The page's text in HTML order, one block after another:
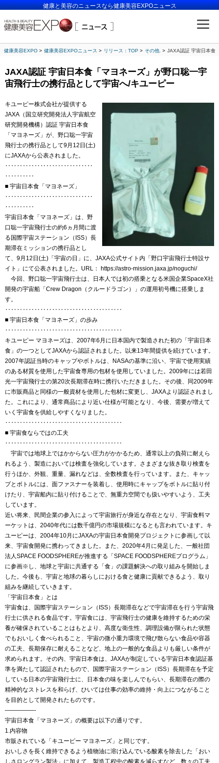
健康と美容のニュースなら健康美容EXPOニュース
健康美容EXPO 健康美容EXPOニュース リリース：TOP その他. JAXA認証 宇宙日本食
JAXA認証 宇宙日本食「マヨネーズ」が野口聡一宇
宙飛行士の携行品として宇宙へ/キユーピー
キユーピー株式会社が提供する
JAXA（国立研究開発法人宇宙航空
研究開発機構）認証 宇宙日本食
「マヨネーズ」が、野口聡一宇宙
飛行士の携行品として9月12日(土)
にJAXAから公表されました。
‥‥‥‥‥‥‥‥‥‥‥‥‥‥‥
‥‥‥‥‥
■ 宇宙日本食「マヨネーズ」
‥‥‥‥‥‥‥‥‥‥‥‥‥‥‥
‥‥‥‥‥
宇宙日本食「マヨネーズ」は、野
口聡一宇宙飛行士の約6ヵ月間に渡
る国際宇宙ステーション（ISS）長
期滞在ミッションの携行品とし
て、9月12日(土)「宇宙の日」に、JAXA公式サイト内「野口宇宙飛行士特設サ
イト」にて公表されました。URL： https://astro-mission.jaxa.jp/noguchi/
今回、野口聡一宇宙飛行士は、日本人では初の搭乗となる米国企業SpaceX社
開発の宇宙船「Crew Dragon（クルードラゴン）」の運用初号機に搭乗しま
す。
‥‥‥‥‥‥‥‥‥‥‥‥‥‥‥‥‥‥‥‥
■ 宇宙日本食「マヨネーズ」の歩み
‥‥‥‥‥‥‥‥‥‥‥‥‥‥‥‥‥‥‥‥
キユーピー マヨネーズは、2007年6月に日本国内で製造された初の「宇宙日本
食」の一つとしてJAXAから認証されました。以来13年間提供を続けています。
2007年認証当時のキャップやボトルは、NASAの基準に沿い、宇宙で使用実績
のある材質を使用した宇宙食専用の包材を使用していました。2009年には若田
光一宇宙飛行士の第20次長期滞在時に携行いただきました。その後、同2009年
に市販商品と同様の一般資材を使用した包材に変更し、JAXAより認証されまし
た。これにより、通常商品により近い仕様が可能となり、今後、需要が増えて
いく宇宙食を供給しやすくなりました。
‥‥‥‥‥‥‥‥‥‥‥‥‥‥‥‥‥‥‥‥
■ 宇宙食ならではの工夫
‥‥‥‥‥‥‥‥‥‥‥‥‥‥‥‥‥‥‥‥
宇宙では地球上ではかからない圧力がかかるため、通常以上の負荷に耐えら
れるよう、製造においては検査を強化しています。さまざまな抜き取り検査を
行うほか、外観、重量、漏れなどは、全数検査を行っています。また、キャッ
プとボトルには、面ファスナーを装着し、使用時にキャップをボトルに貼り付
けたり、宇宙船内に貼り付けることで、無重力空間でも扱いやすいよう、工夫
しています。
近い将来、民間企業の参入によって宇宙旅行が身近な存在となり、宇宙食料マ
ーケットは、2040年代には数千億円の市場規模になるとも言われています。キ
ユーピーは、2004年10月にJAXAの宇宙日本食開発プロジェクトに参画して以
来、宇宙食開発に携わってきました。また、2020年4月に発足した、一般社団
法人SPACE FOODSPHEREが推進する「SPACE FOODSPHEREプログラム」
に参画※し、地球と宇宙に共通する「食」の課題解決への取り組みを開始しま
した。今後も、宇宙と地球の暮らしにおける食と健康に貢献できるよう、取り
組みを継続していきます。
「宇宙日本食」とは
宇宙食は、国際宇宙ステーション（ISS）長期滞在などで宇宙滞在を行う宇宙飛
行士に供される食品です。宇宙食には、宇宙飛行士の健康を維持するための栄
養が確保されていることはもとより、高度な衛生性、調理設備が限られた状態
でもおいしく食べられること、宇宙の微小重力環境で飛び散らない食品や容器
の工夫、長期保存に耐えることなど、地上の一般的な食品よりも厳しい条件が
求められます。その内、宇宙日本食は、JAXAが制定している宇宙日本食認証基
準を満たして認証されたもので、国際宇宙ステーション（ISS）長期滞在を予定
している日本の宇宙飛行士に、日本食の味を楽しんでもらい、長期滞在の際の
精神的なストレスを和らげ、ひいては仕事の効率の維持・向上につながること
を目的として開発されたものです。
—————-
宇宙日本食「マヨネーズ」の概要は以下の通りです。
1.内容物
市販されている「キユーピー マヨネーズ」と同じです。
おいしさを長く維持できるよう植物油に溶け込んでいる酸素を除去した「おい
しさロングラン製法」に加えて、製造工程中の酸素を減らすなど、数々の工夫